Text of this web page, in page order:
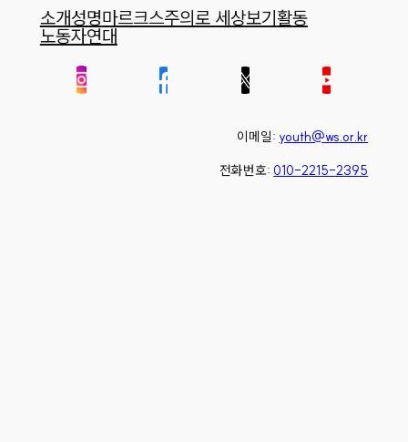
소개성명마르크스주의로 세상보기활동
노동자연대
이메일: youth@ws.or.kr
전화번호: 010-2215-2395